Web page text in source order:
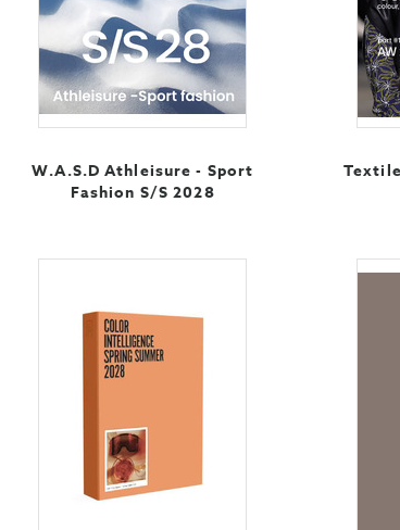
W.A.S.D Athleisure - Sport
Fashion S/S 2028